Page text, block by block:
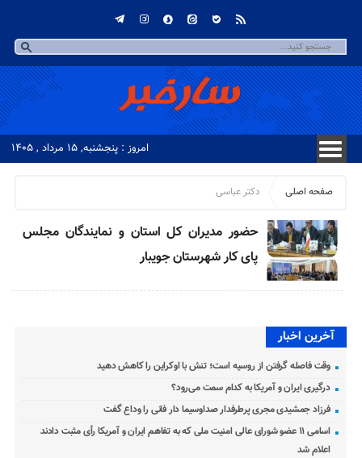
امروز : پنجشنبه, ۱۵ مرداد , ۱۴۰۵
صفحه اصلی دکتر عباسی
حضور مدیران کل استان و نمایندگان مجلس
پای کار شهرستان جویبار
آخرین اخبار
وقت فاصله گرفتن از روسیه است؛ تنش با اوکراین را کاهش دهید
درگیری ایران و آمریکا به کدام سمت می‌رود؟
فرزاد جمشیدی مجری پرطرفدار صداوسیما دار فانی را وداع گفت
اسامی ۱۱ عضو شورای عالی امنیت ملی که به تفاهم ایران و آمریکا رأی مثبت دادند
اعلام شد